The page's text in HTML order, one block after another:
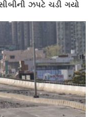
ઝપટે ચડી ગયો